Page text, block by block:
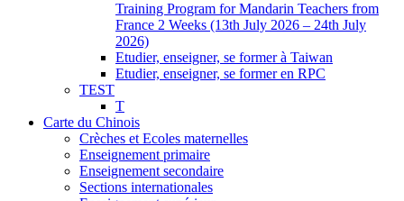
Training Program for Mandarin Teachers from
France 2 Weeks (13th July 2026 – 24th July
2026)
Etudier, enseigner, se former à Taiwan
Etudier, enseigner, se former en RPC
TEST
T
Carte du Chinois
Crèches et Ecoles maternelles
Enseignement primaire
Enseignement secondaire
Sections internationales